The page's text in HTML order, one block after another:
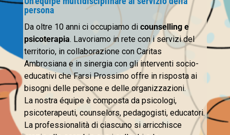
persona
Da oltre 10 anni ci occupiamo di counselling e
psicoterapia. Lavoriamo in rete con i servizi del
territorio, in collaborazione con Caritas
Ambrosiana e in sinergia con gli interventi socio-
educativi che Farsi Prossimo offre in risposta ai
bisogni delle persone e delle organizzazioni.
La nostra équipe è composta da psicologi,
psicoterapeuti, counselors, pedagogisti, educatori.
La professionalità di ciascuno si arricchisce